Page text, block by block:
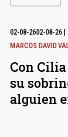
02-08-2602-08-26
MARCOS DAVID
Con
su
alguien